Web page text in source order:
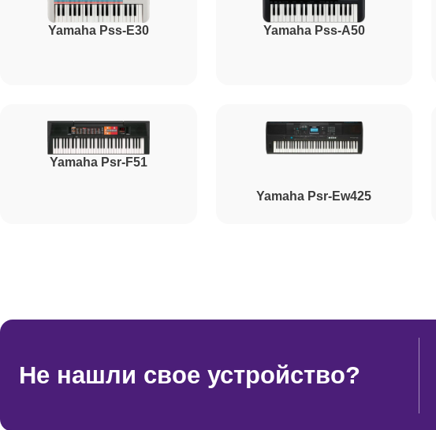
Yamaha Pss-E30 Yamaha Pss-A50
Yamaha Psr-F51
Yamaha Psr-Ew425
Не нашли свое устройство?